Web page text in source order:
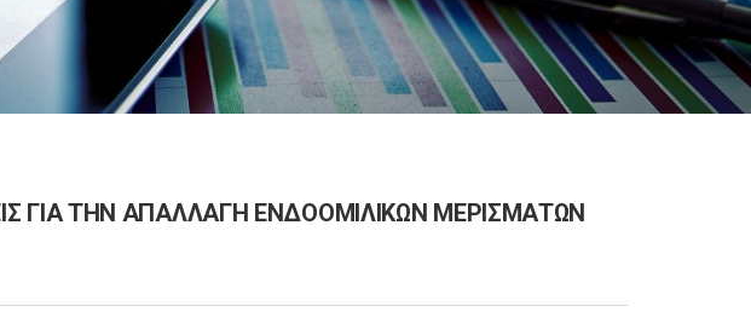
ΓΙΑ ΤΗΝ ΑΠΑΛΛΑΓΗ ΕΝΔΟΟΜΙΛΙΚΩΝ ΜΕΡΙΣΜΑΤΩΝ